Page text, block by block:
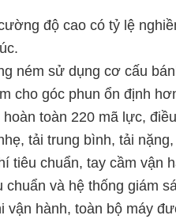
độ cao có tỷ lệ
ném sử dụng cơ cấu
cho góc phun ổn định
toàn 220 mã lực,
tải trung bình, tải
chuẩn, tay cầm vận
và hệ thống giám
vận hành, toàn bộ máy